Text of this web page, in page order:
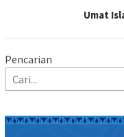
Umat
Pencarian